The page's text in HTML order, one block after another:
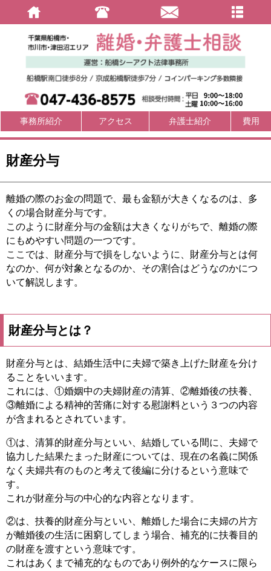
事務所紹介 アクセス 弁護士紹介 費用
財産分与
離婚の際のお金の問題で、最も金額が大きくなるのは、多
くの場合財産分与です。
このように財産分与の金額は大きくなりがちで、離婚の際
にもめやすい問題の一つです。
ここでは、財産分与で損をしないように、財産分与とは何
なのか、何が対象となるのか、その割合はどうなのかにつ
いて解説します。
財産分与とは？
財産分与とは、結婚生活中に夫婦で築き上げた財産を分け
ることをいいます。
これには、①婚姻中の夫婦財産の清算、②離婚後の扶養、
③離婚による精神的苦痛に対する慰謝料という３つの内容
が含まれるとされています。
①は、清算的財産分与といい、結婚している間に、夫婦で
協力した結果たまった財産については、現在の名義に関係
なく夫婦共有のものと考えて後編に分けるという意味で
す。
これが財産分与の中心的な内容となります。
②は、扶養的財産分与といい、離婚した場合に夫婦の片方
が離婚後の生活に困窮してしまう場合、補充的に扶養目的
の財産を渡すという意味です。
これはあくまで補充的なものであり例外的なケースに限ら